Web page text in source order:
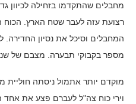
מחבלים שהתקדמו בזחילה לכיוון
רצועת עזה לעבר שטח הארץ. הכוח
המחבלים וסיכל את נסיון החדירה.
מספר בקבוקי תבערה. מצבם של
מוקדם יותר אתמול ניסתה
וירי כוח צה"ל לעברם פצע את אחד